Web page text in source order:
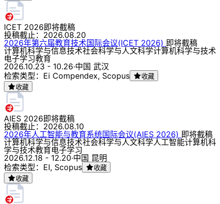
ICET 2026即将截稿
投稿截止： 2026.08.20
2026年第六届教育技术国际会议(ICET 2026) 即将截稿
计算机科学与信息技术社会科学与人文科学计算机科学与技术
电子学习教育
2026.10.23 - 10.26·中国 武汉
检索类型：Ei Compendex, Scopus
收藏
收藏
AIES 2026即将截稿
投稿截止： 2026.08.10
2026年人工智能与教育系统国际会议(AIES 2026) 即将截稿
计算机科学与信息技术社会科学与人文科学人工智能计算机科
学与技术教育电子学习
2026.12.18 - 12.20·中国 昆明
检索类型：EI, Scopus
收藏
收藏